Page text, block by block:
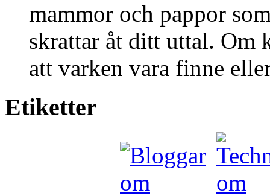
mammor och pappor
skrattar åt ditt uttal. Om
att varken vara finne
Etiketter